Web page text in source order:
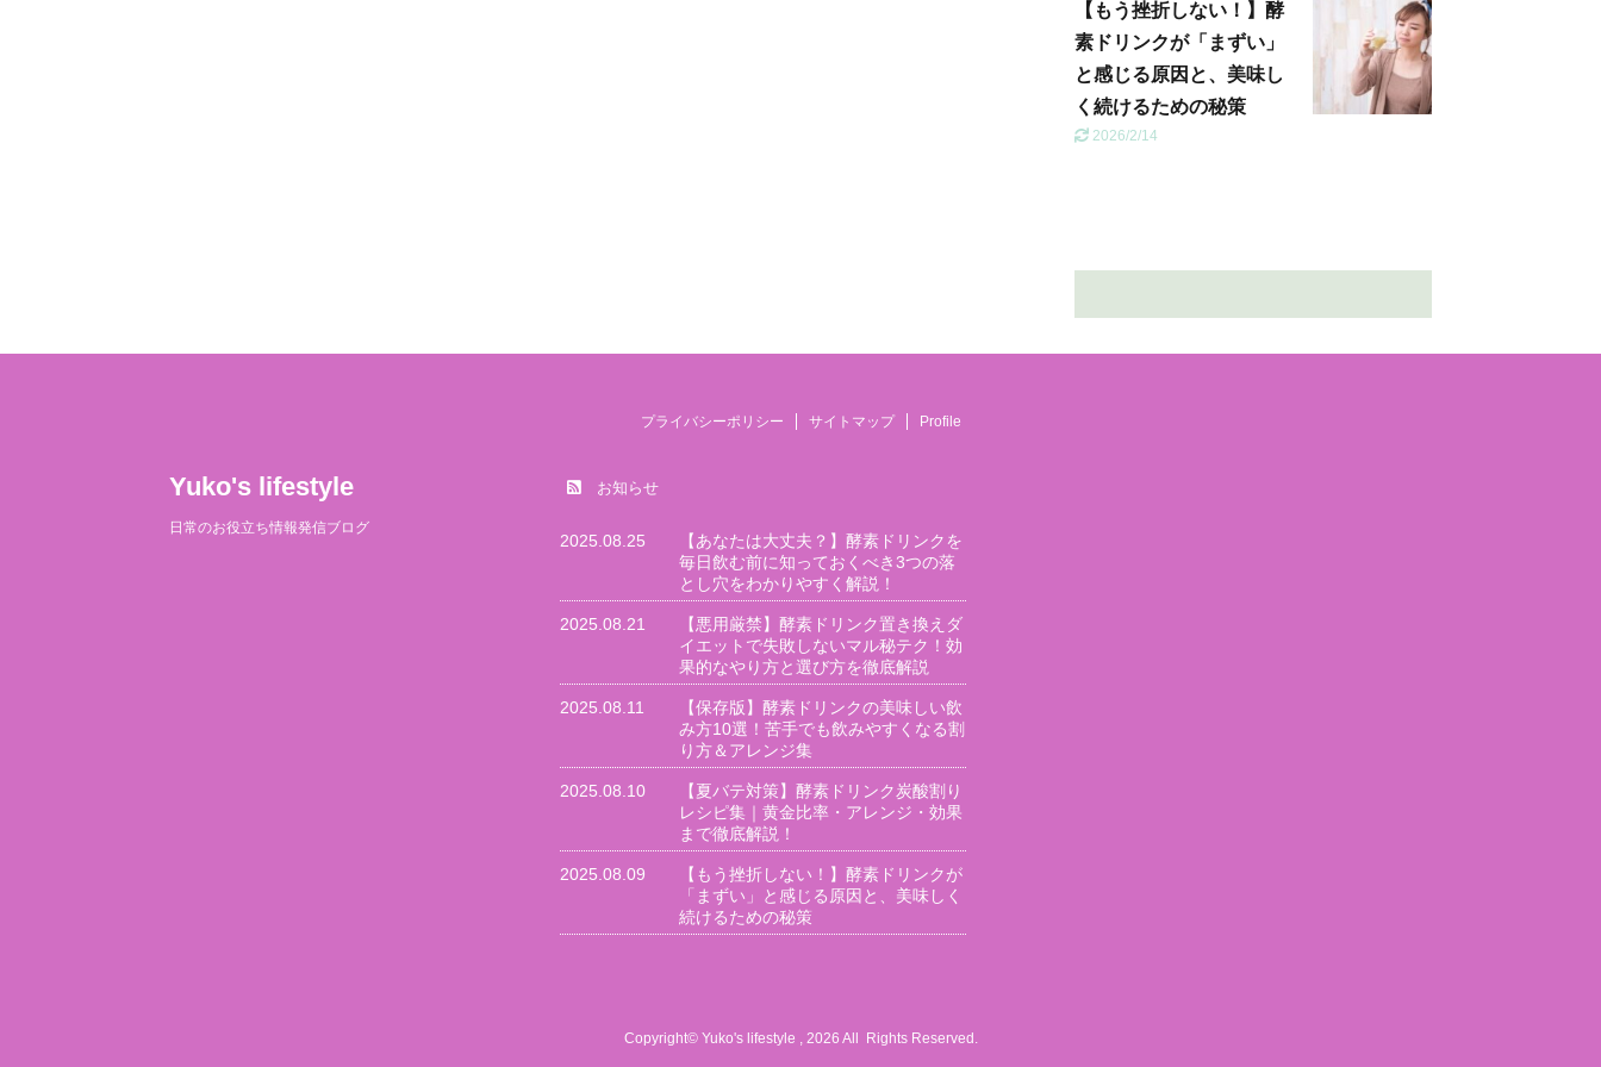
【もう挫折しない！】酵
素ドリンクが「まずい」
と感じる原因と、美味し
く続けるための秘策
2026/2/14
プライバシーポリシー サイトマップ Profile
お知らせ
2025.08.25
【あなたは大丈夫？】酵素ドリンクを
毎日飲む前に知っておくべき3つの落
とし穴をわかりやすく解説！
2025.08.21
【悪用厳禁】酵素ドリンク置き換えダ
イエットで失敗しないマル秘テク！効
果的なやり方と選び方を徹底解説
2025.08.11
【保存版】酵素ドリンクの美味しい飲
み方10選！苦手でも飲みやすくなる割
り方＆アレンジ集
2025.08.10
【夏バテ対策】酵素ドリンク炭酸割り
レシピ集｜黄金比率・アレンジ・効果
まで徹底解説！
2025.08.09
【もう挫折しない！】酵素ドリンクが
「まずい」と感じる原因と、美味しく
続けるための秘策
Yuko's lifestyle
日常のお役立ち情報発信ブログ
Copyright© Yuko's lifestyle , 2026 All Rights Reserved.